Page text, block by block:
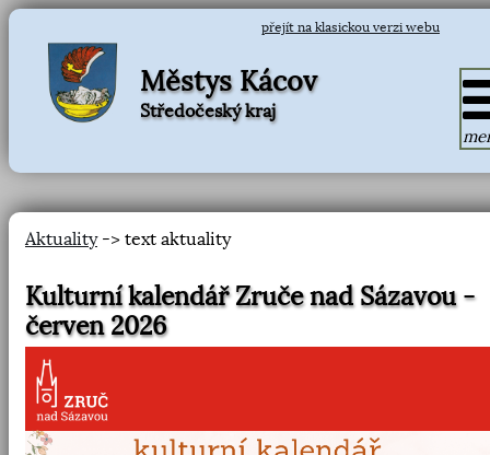
přejít na klasickou verzi webu
Městys Kácov
Středočeský kraj
Aktuality-> text aktuality
Kulturní kalendář Zruče nad Sázavou -
červen 2026